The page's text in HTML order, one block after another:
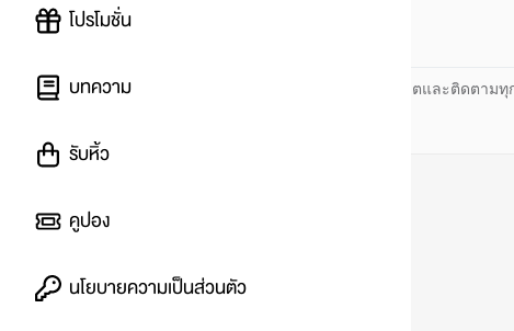
โปรโมชั่น
บทความ
รับหิ้ว
คูปอง
นโยบายความเป็นส่วนตัว
#
ปันโปร PUNPRO ที่ 1 ด้านโปรโมชัน อัปเดตและติดตามทุ